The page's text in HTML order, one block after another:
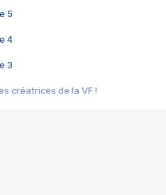
5
4
3
créatrices de la VF !